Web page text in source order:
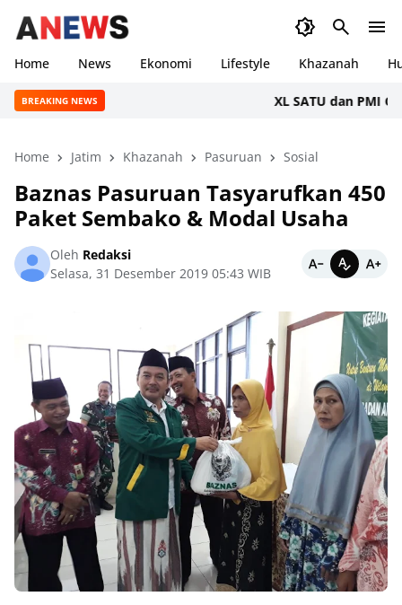
Home News Ekonomi Lifestyle Khazanah
BREAKING NEWS XL SATU dan PMI
Home Jatim Khazanah Pasuruan Sosial
Baznas Pasuruan Tasyarufkan 450
Paket Sembako & Modal Usaha
Oleh Redaksi
Selasa, 31 Desember 2019 05:43 WIB